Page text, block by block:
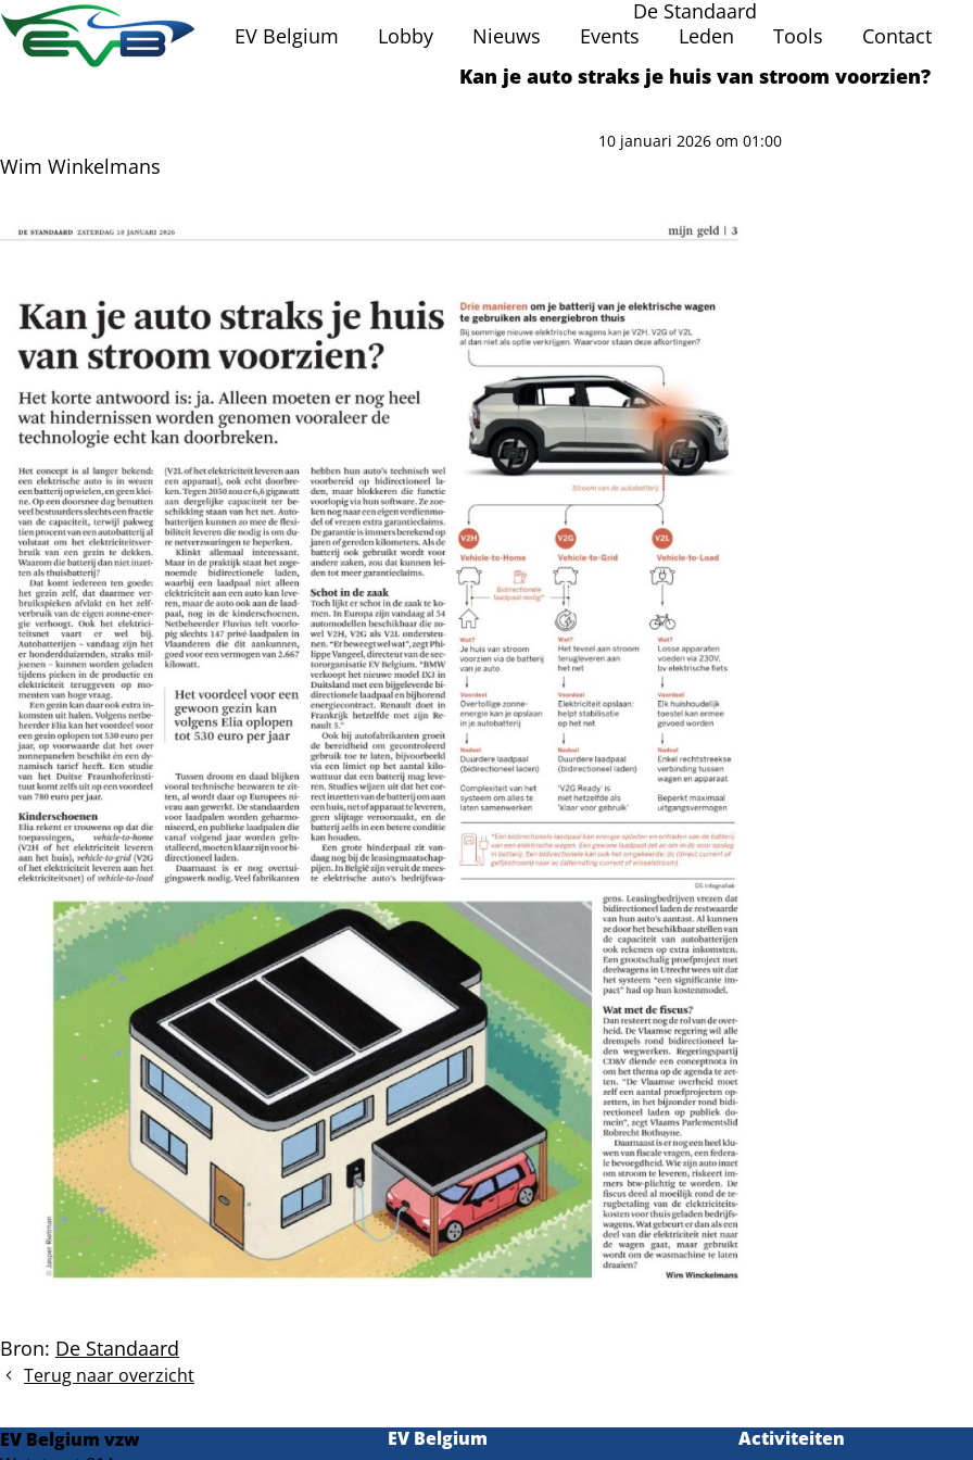
EV Belgium Lobby Nieuws Events Leden Tools Contact
De Standaard
Kan je auto straks je huis van stroom voorzien?
10 januari 2026 om 01:00
Wim Winkelmans
Bron: De Standaard
Terug naar overzicht
EV Belgium vzw
EV Belgium Activiteiten